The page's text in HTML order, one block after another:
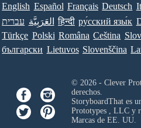
English Español Français Deutsch
עברית العَرَبِيَّة हिन्दी ру́сский язы́к
Türkçe Polski Româna Ceština
български Lietuvos Slovenščina
© 2026 - Clever
derechos.
StoryboardThat es
Prototypes , LLCy
Marcas de EE. UU.